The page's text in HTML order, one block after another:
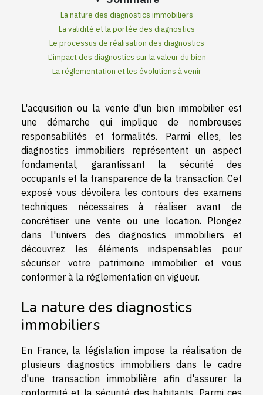
La nature des diagnostics immobiliers
La validité et la portée des diagnostics
Le processus de réalisation des diagnostics
L'impact des diagnostics sur la valeur du bien
La réglementation et les évolutions à venir
L'acquisition ou la vente d'un bien immobilier est
une démarche qui implique de nombreuses
responsabilités et formalités. Parmi elles, les
diagnostics immobiliers représentent un aspect
fondamental, garantissant la sécurité des
occupants et la transparence de la transaction. Cet
exposé vous dévoilera les contours des examens
techniques nécessaires à réaliser avant de
concrétiser une vente ou une location. Plongez
dans l'univers des diagnostics immobiliers et
découvrez les éléments indispensables pour
sécuriser votre patrimoine immobilier et vous
conformer à la réglementation en vigueur.
La nature des diagnostics
immobiliers
En France, la législation impose la réalisation de
plusieurs diagnostics immobiliers dans le cadre
d'une transaction immobilière afin d'assurer la
conformité et la sécurité des habitants. Parmi ces